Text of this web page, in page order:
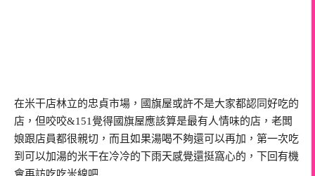
在米干店林立的忠貞市場，國旗屋或許不是大家都認同好吃的
店，但咬咬&151覺得國旗屋應該算是最有人情味的店，老闆
娘跟店員都很親切，而且如果湯喝不夠還可以再加，第一次吃
到可以加湯的米干在冷冷的下雨天感覺還挺窩心的，下回有機